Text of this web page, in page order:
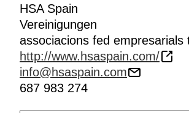
HSA Spain
Vereinigungen
associacions fed empresarials
http://www.hsaspain.com/
info@hsaspain.com
687 983 274